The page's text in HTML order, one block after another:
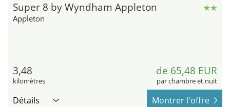
Super 8 by Wyndham Appleton
Appleton
3,48
kilomètres
de 65,48 EUR
par chambre et nuit
Détails Montrer l'offre